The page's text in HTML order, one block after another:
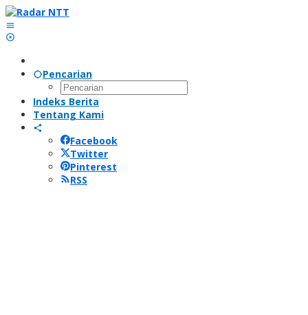
Lewati
ke
konten
Pencarian
Indeks Berita
Tentang Kami
Facebook
Twitter
Pinterest
RSS